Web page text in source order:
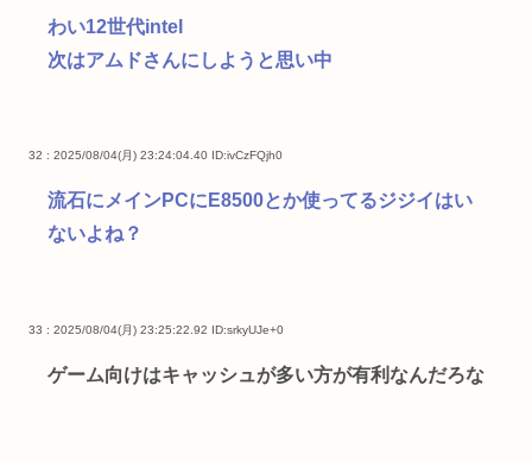
わい12世代intel
次はアムドさんにしようと思い中
32 : 2025/08/04(月) 23:24:04.40 ID:ivCzFQjh0
流石にメインPCにE8500とか使ってるジジイはい
ないよね？
33 : 2025/08/04(月) 23:25:22.92 ID:srkyUJe+0
ゲーム向けはキャッシュが多い方が有利なんだろな